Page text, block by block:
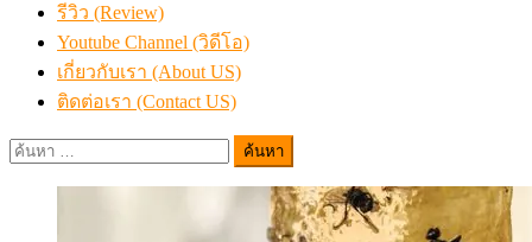
รีวิว (Review)
Youtube Channel (วิดีโอ)
เกี่ยวกับเรา (About US)
ติดต่อเรา (Contact US)
ค้นหา